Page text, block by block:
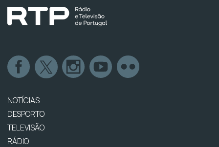
NOTÍCIAS
DESPORTO
TELEVISÃO
RÁDIO